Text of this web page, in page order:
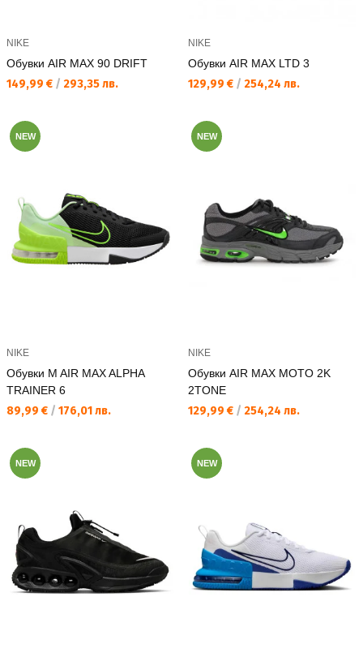
NIKE
Обувки AIR MAX 90 DRIFT
Текуща цена:
149,99 € / 293,35 лв.
NIKE
Обувки AIR MAX LTD 3
Текуща цена:
129,99 € / 254,24 лв.
NEW
NIKE
Обувки M AIR MAX ALPHA
TRAINER 6
Текуща цена:
89,99 € / 176,01 лв.
NEW
NIKE
Обувки AIR MAX MOTO 2K
2TONE
Текуща цена:
129,99 € / 254,24 лв.
NEW NEW